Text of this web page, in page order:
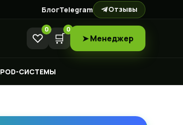
БлогTelegram Отзывы
♡
0
🛒
0
➤ Менеджер
POD-СИСТЕМЫ